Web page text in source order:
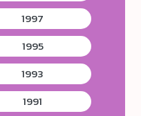
1997
1995
1993
1991